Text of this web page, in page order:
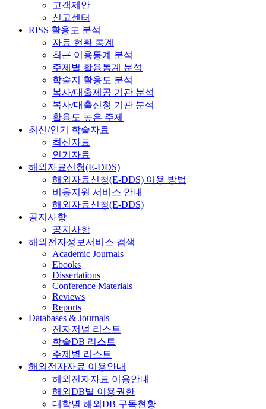
고객제안
신고센터
RISS 활용도 분석
자료 현황 통계
최근 이용통계 분석
주제별 활용통계 분석
학술지 활용도 분석
복사/대출제공 기관 분석
복사/대출신청 기관 분석
활용도 높은 주제
최신/인기 학술자료
최신자료
인기자료
해외자료신청(E-DDS)
해외자료신청(E-DDS) 이용 방법
비용지원 서비스 안내
해외자료신청(E-DDS)
공지사항
공지사항
해외전자정보서비스 검색
Academic Journals
Ebooks
Dissertations
Conference Materials
Reviews
Reports
Databases & Journals
전자저널 리스트
학술DB 리스트
주제별 리스트
해외전자자료 이용안내
해외전자자료 이용안내
해외DB별 이용권한
대학별 해외DB 구독현황